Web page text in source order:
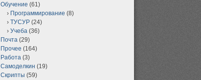
Обучение (61)
Программирование (8)
ТУСУР (24)
Учеба (36)
Почта (29)
Прочее (164)
Работа (3)
Самоделкин (19)
Скрипты (59)